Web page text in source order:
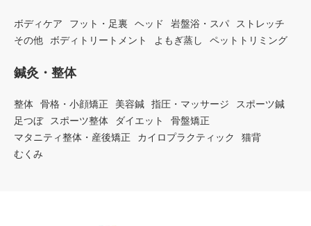
ボディケア フット・足裏 ヘッド 岩盤浴・スパ
ストレッチ
その他
ボディトリートメント よもぎ蒸し ペットトリミング
鍼灸・整体
整体 骨格・小顔矯正 美容鍼 指圧・マッサージ
スポーツ鍼
足つぼ
スポーツ整体 ダイエット
骨盤矯正
マタニティ整体・産後矯正
カイロプラクティック
猫背
むくみ